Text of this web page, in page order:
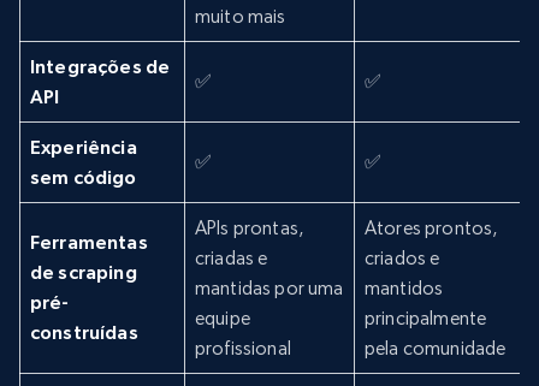
muito mais
Integrações de
API
✅ ✅
Experiência
sem código
✅ ✅
Ferramentas
de scraping
pré-
construídas
APIs prontas,
criadas e
mantidas por uma
equipe
profissional
Atores prontos,
criados e
mantidos
principalmente
pela comunidade